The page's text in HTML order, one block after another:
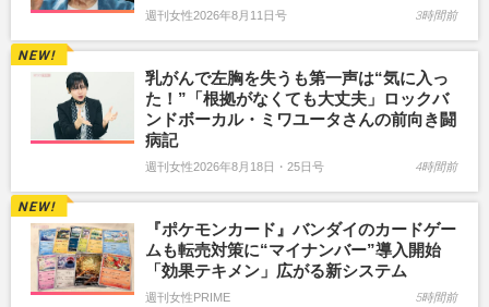
週刊女性2026年8月11日号 3時間前
乳がんで左胸を失うも第一声は“気に入っ
た！”「根拠がなくても大丈夫」ロックバ
ンドボーカル・ミワユータさんの前向き闘
病記
週刊女性2026年8月18日・25日号 4時間前
『ポケモンカード』バンダイのカードゲー
ムも転売対策に“マイナンバー”導入開始
「効果テキメン」広がる新システム
週刊女性PRIME 5時間前